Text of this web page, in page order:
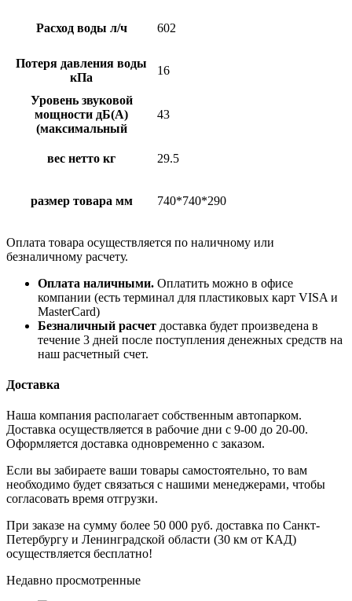
Расход воды л/ч 602
Потеря давления воды
кПа
16
Уровень звуковой
мощности дБ(А)
(максимальный
43
вес нетто кг 29.5
размер товара мм 740*740*290
Оплата товара осуществляется по наличному или
безналичному расчету.
Оплата наличными. Оплатить можно в офисе
компании (есть терминал для пластиковых карт VISA и
MasterCard)
Безналичный расчет доставка будет произведена в
течение 3 дней после поступления денежных средств на
наш расчетный счет.
Доставка
Наша компания располагает собственным автопарком.
Доставка осуществляется в рабочие дни с 9-00 до 20-00.
Оформляется доставка одновременно с заказом.
Если вы забираете ваши товары самостоятельно, то вам
необходимо будет связаться с нашими менеджерами, чтобы
согласовать время отгрузки.
При заказе на сумму более 50 000 руб. доставка по Санкт-
Петербургу и Ленинградской области (30 км от КАД)
осуществляется бесплатно!
Недавно просмотренные